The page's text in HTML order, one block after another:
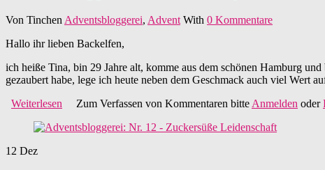
Von Tinchen Adventsbloggerei, Advent With 0 Kommentare
Hallo ihr lieben Backelfen,
ich heiße Tina, bin 29 Jahre alt, komme aus dem schönen Hamburg
gezaubert habe, lege ich heute neben dem Geschmack auch viel Wert
Weiterlesen über Adventsbloggerei: Nr. 13 - Crazy Cakeria
Zum Verfassen von Kommentaren bitte Anmelden oder
12 Dez